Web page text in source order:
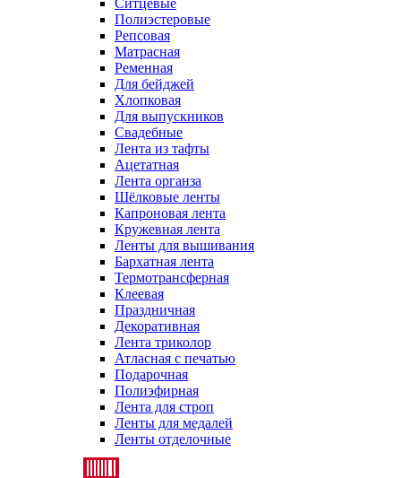
Полиэстеровые
Репсовая
Матрасная
Ременная
Для бейджей
Хлопковая
Для выпускников
Свадебные
Лента из тафты
Ацетатная
Лента органза
Шёлковые ленты
Капроновая лента
Кружевная лента
Ленты для вышивания
Бархатная лента
Термотрансферная
Клеевая
Праздничная
Декоративная
Лента триколор
Атласная с печатью
Подарочная
Полиэфирная
Лента для строп
Ленты для медалей
Ленты отделочные